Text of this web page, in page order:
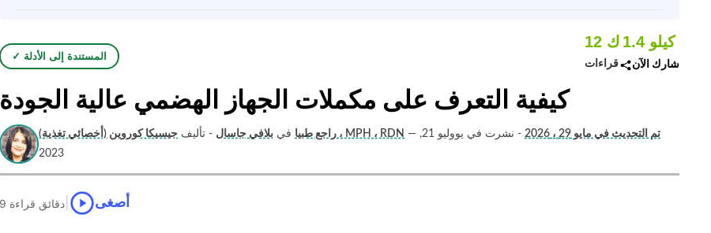
✓ المستندة إلى الأدلة
12 ك
قراءات
1.4 كيلو
شارك الآن
كيفية التعرف على مكملات الجهاز الهضمي عالية الجودة
راجع طبيا في بلافي جاسال - تأليف جيسيكا كوروين (أخصائي تغذية) ، MPH ، RDN — تم التحديث في مايو 29 ، 2026
- نشرت في يووليو 21,
2023
9 دقائق قراءة أصغى